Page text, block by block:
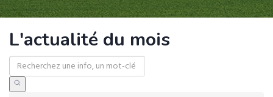
L'actualité du mois